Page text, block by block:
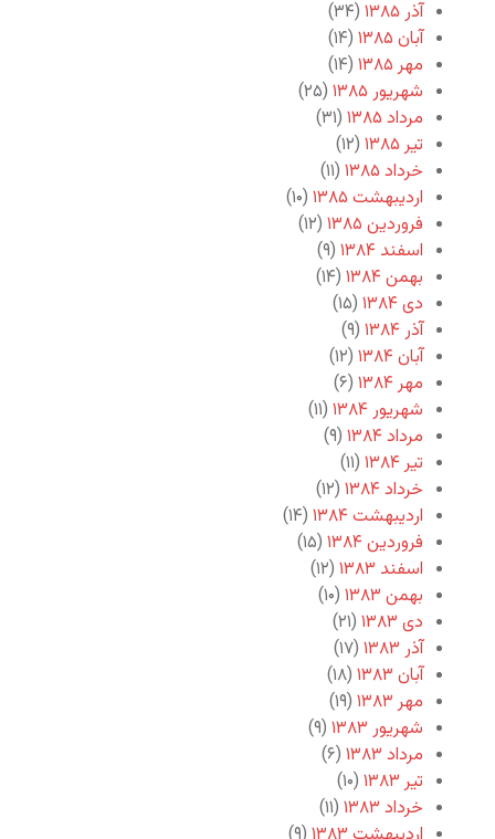
آذر ۱۳۸۵
(۳۴)
آبان ۱۳۸۵
(۱۴)
مهر ۱۳۸۵
(۱۴)
شهریور ۱۳۸۵
(۲۵)
مرداد ۱۳۸۵
(۳۱)
تیر ۱۳۸۵
(۱۲)
خرداد ۱۳۸۵
(۱۱)
اردیبهشت ۱۳۸۵
(۱۰)
فروردین ۱۳۸۵
(۱۲)
اسفند ۱۳۸۴
(۹)
بهمن ۱۳۸۴
(۱۴)
دی ۱۳۸۴
(۱۵)
آذر ۱۳۸۴
(۹)
آبان ۱۳۸۴
(۱۲)
مهر ۱۳۸۴
(۶)
شهریور ۱۳۸۴
(۱۱)
مرداد ۱۳۸۴
(۹)
تیر ۱۳۸۴
(۱۱)
خرداد ۱۳۸۴
(۱۲)
اردیبهشت ۱۳۸۴
(۱۴)
فروردین ۱۳۸۴
(۱۵)
اسفند ۱۳۸۳
(۱۲)
بهمن ۱۳۸۳
(۱۰)
دی ۱۳۸۳
(۲۱)
آذر ۱۳۸۳
(۱۷)
آبان ۱۳۸۳
(۱۸)
مهر ۱۳۸۳
(۱۹)
شهریور ۱۳۸۳
(۹)
مرداد ۱۳۸۳
(۶)
تیر ۱۳۸۳
(۱۰)
خرداد ۱۳۸۳
(۱۱)